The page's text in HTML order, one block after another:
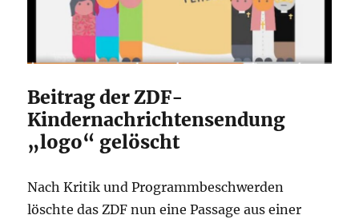
Beitrag der ZDF-
Kindernachrichtensendung
„logo“ gelöscht
Nach Kritik und Programmbeschwerden
löschte das ZDF nun eine Passage aus einer